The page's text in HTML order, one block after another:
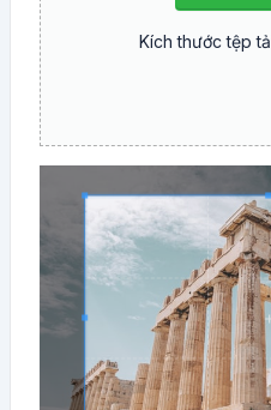
Kích thước tệp